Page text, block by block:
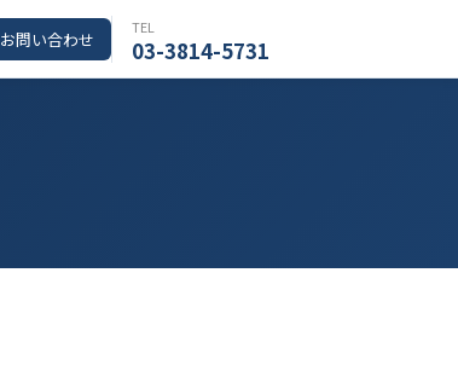
お問い合わせ
TEL
03-3814-5731